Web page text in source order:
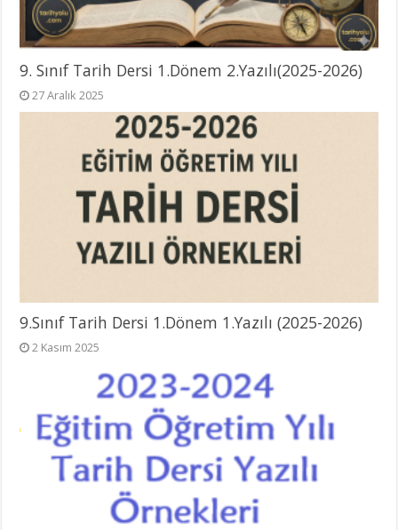
9. Sınıf Tarih Dersi 1.Dönem 2.Yazılı(2025-2026)
27 Aralık 2025
9.Sınıf Tarih Dersi 1.Dönem 1.Yazılı (2025-2026)
2 Kasım 2025